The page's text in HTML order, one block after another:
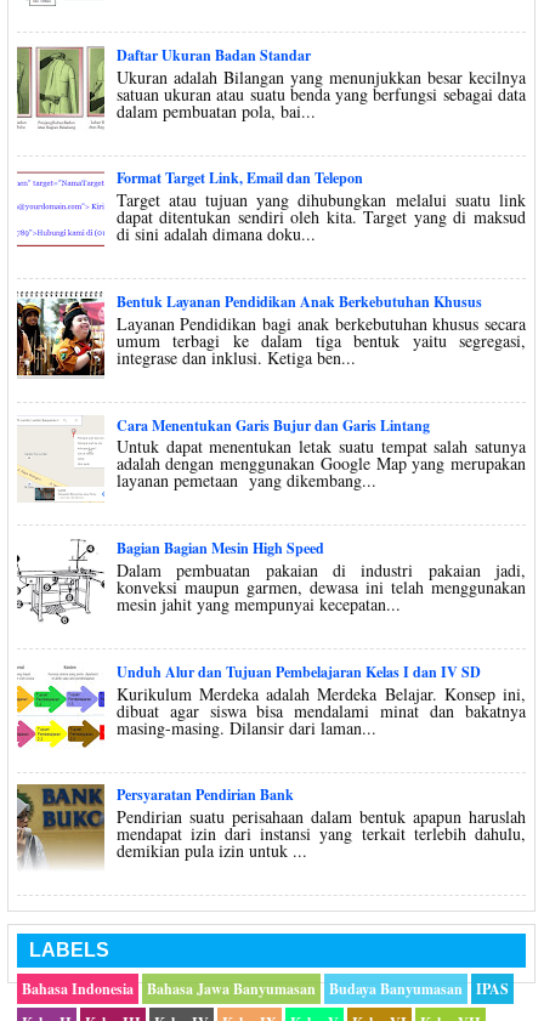
Daftar Ukuran Badan Standar
Ukuran adalah Bilangan yang menunjukkan besar kecilnya
satuan ukuran atau suatu benda yang berfungsi sebagai data
dalam pembuatan pola, bai...
Format Target Link, Email dan Telepon
Target atau tujuan yang dihubungkan melalui suatu link
dapat ditentukan sendiri oleh kita. Target yang di maksud
di sini adalah dimana doku...
Bentuk Layanan Pendidikan Anak Berkebutuhan Khusus
Layanan Pendidikan bagi anak berkebutuhan khusus secara
umum terbagi ke dalam tiga bentuk yaitu segregasi,
integrase dan inklusi. Ketiga ben...
Cara Menentukan Garis Bujur dan Garis Lintang
Untuk dapat menentukan letak suatu tempat salah satunya
adalah dengan menggunakan Google Map yang merupakan
layanan pemetaan yang dikembang...
Bagian Bagian Mesin High Speed
Dalam pembuatan pakaian di industri pakaian jadi,
konveksi maupun garmen, dewasa ini telah menggunakan
mesin jahit yang mempunyai kecepatan...
Unduh Alur dan Tujuan Pembelajaran Kelas I dan IV SD
Kurikulum Merdeka adalah Merdeka Belajar. Konsep ini,
dibuat agar siswa bisa mendalami minat dan bakatnya
masing-masing. Dilansir dari laman...
Persyaratan Pendirian Bank
Pendirian suatu perisahaan dalam bentuk apapun haruslah
mendapat izin dari instansi yang terkait terlebih dahulu,
demikian pula izin untuk ...
LABELS
Bahasa Indonesia
Bahasa Jawa Banyumasan Budaya Banyumasan
IPAS